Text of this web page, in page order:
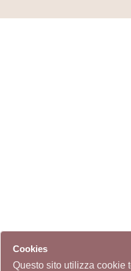
Cookies
Questo sito utilizza cookie